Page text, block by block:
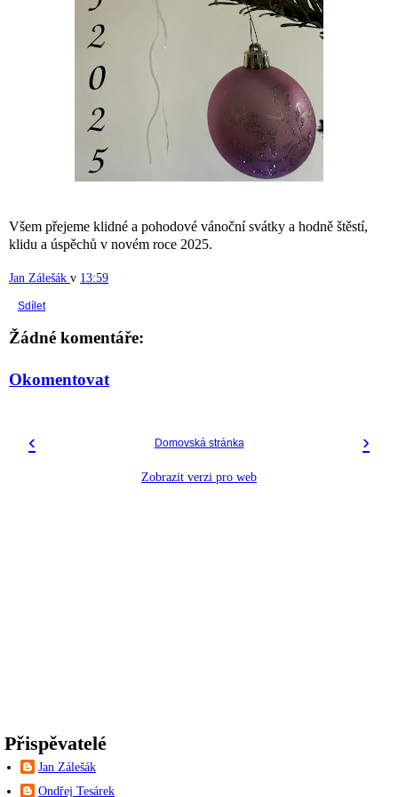
Všem přejeme klidné a pohodové vánoční svátky a hodně štěstí,
klidu a úspěchů v novém roce 2025.
Jan Zálešák v 13:59
Sdílet
Žádné komentáře:
Okomentovat
‹ ›
Domovská stránka
Zobrazit verzi pro web
Přispěvatelé
Jan Zálešák
Ondřej Tesárek